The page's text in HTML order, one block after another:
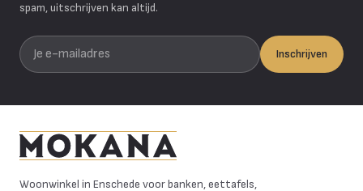
spam, uitschrijven kan altijd.
Je e-mailadres
Inschrijven
Woonwinkel in Enschede voor banken, eettafels,